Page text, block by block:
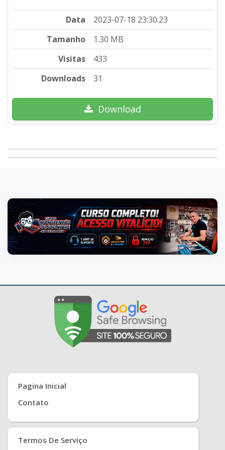
Data
2023-07-18 23:30:23
Tamanho
1.30 MB
Visitas
433
Downloads
31
Download
Pagina Inicial
Contato
Termos De Serviço